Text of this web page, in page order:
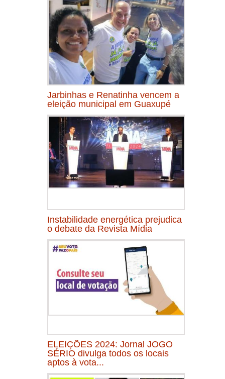
Jarbinhas e Renatinha vencem a
eleição municipal em Guaxupé
Instabilidade energética prejudica
o debate da Revista Mídia
ELEIÇÕES 2024: Jornal JOGO
SÉRIO divulga todos os locais
aptos à vota...